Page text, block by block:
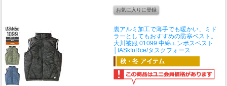
裏アルミ加工で薄手でも暖かい、ミド
ラーとしてもおすすめの防寒ベスト。
大川被服 01099 中綿エンボスベスト
│tASkfoRce/タスクフォース